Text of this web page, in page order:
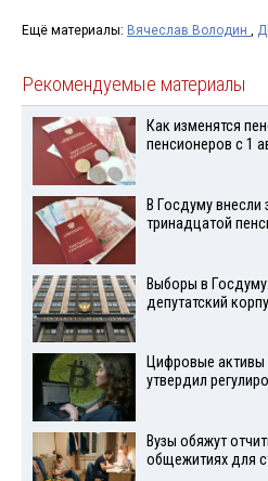
Ещё материалы: Вячеслав Володин ,
Рекомендуемые материалы
Как изменятся
пенсионеров с 1
В Госдуму внесли
тринадцатой
Выборы в
депутатский
Цифровые
утвердил
Вузы обяжут
общежитиях для